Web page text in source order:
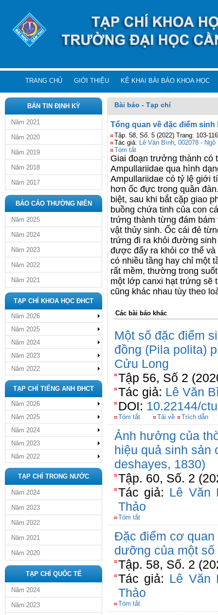
TRANG CHỦ GIỚI THIỆU KÊ KHAI BÀI BÁO KHOA HỌC
BẢN TIN ĐỊNH KỲ
Năm 2021
Năm 2020
Năm 2019
Năm 2018
Năm 2017
BÁO CÁO THƯỜNG NIÊN
Năm 2025
Năm 2024
Năm 2023
Năm 2022
Năm 2021
TẠP CHÍ KHOA HỌC ĐHCT
Năm 2026
Năm 2025
Năm 2024
Năm 2023
Năm 2022
TẠP CHÍ TIẾNG ANH ĐHCT
Năm 2026
Năm 2025
Năm 2024
Năm 2023
Năm 2022
TẠP CHÍ TRONG NƯỚC
Năm 2024
Năm 2023
Năm 2022
Năm 2021
Năm 2020
TẠP CHÍ QUỐC TẾ
Năm 2024
Năm 2023
Bài báo - Tạp chí
Tổng quan về đặc điểm
Tập. 58, Số. 5 (2022) Trang: 103-116
Tác giả: Lê Văn Bình, 002078 - Ngô
Tóm tắt
Giai đoạn trưởng thành có
Ampullariidae qua hình
Ampullariidae có tỷ lệ giới
hơn ốc đực trong quần
biệt, sau khi bắt cặp giao
buồng chứa tinh của con
trứng thành từng đám
vật thủy sinh. Ốc cái đẻ
trứng đi ra khỏi đường
được đẩy ra khỏi cơ thể
có nhiều tầng hay chỉ một
rất mềm, thường trong
một lớp canxi hạt trứng
cũng khác nhau tùy theo
Các bài báo khác
Một số đặc điểm
đồng (Pila polita)
Cửu Long
Tập 56, Số 2
Tác giả: Lê Văn
DOI: 10.22144/
Tóm tắt Tải về Trích dẫn
Ảnh hưởng của
hiệu quả sinh sản
deshayes, 1830)
Tập. 60, Số. 2
Tác giả: Lê Văn
Thảo
Tóm tắt
Đặc điểm cơ quan
dưỡng của một
Tập. 58, Số. 2
Tác giả: Lê Văn
Thảo
Tóm tắt